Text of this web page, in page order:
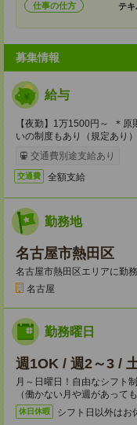
仕事の仕方 テキ
募集情報
給与
【夜勤】1万1500円～ ＊
いの制度もあり（規定あり
交通費別途支給あり
交通費 全額支給
勤務地
名古屋市熱田区
名古屋市熱田区エリアに勤
名古屋
勤務曜日
週1OK / 週2～3 /
月～日曜日！自由なシフト
（働かない月や週があっても
休日休暇 シフト日以外はお